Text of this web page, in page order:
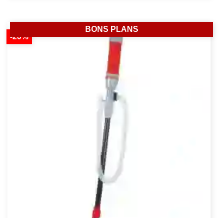
-20%
BONS PLANS